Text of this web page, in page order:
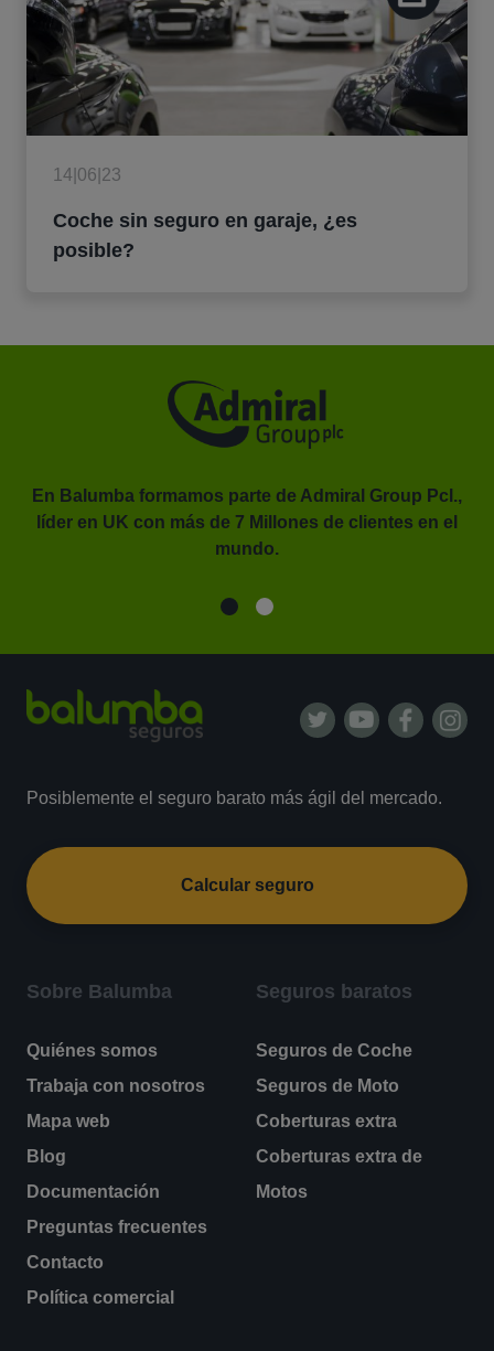
14|06|23
Coche sin seguro en garaje, ¿es
posible?
En Balumba formamos parte de Admiral Group Pcl.,
líder en UK con más de 7 Millones de clientes en el
mundo.
Posiblemente el seguro barato más ágil del mercado.
Calcular seguro
Sobre Balumba
Quiénes somos
Trabaja con nosotros
Mapa web
Blog
Documentación
Preguntas frecuentes
Contacto
Política comercial
Seguros baratos
Seguros de Coche
Seguros de Moto
Coberturas extra
Coberturas extra de
Motos